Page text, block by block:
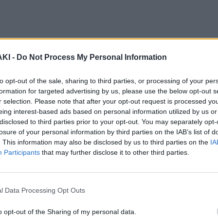
- Do Not Process My Personal Information
opt-out of the sale, sharing to third parties, or processing of your
for targeted advertising by us, please use the below opt-out
selection. Please note that after your opt-out request is processed
interest-based ads based on personal information utilized by us
to third parties prior to your opt-out. You may separately
of your personal information by third parties on the IAB’s list of
This information may also be disclosed by us to third parties on the
Participants that may further disclose it to other third parties.
Data Processing Opt Outs
opt-out of the Sharing of my personal data.
,ο οδηγός έπαθε
του όχημα στη λεωφόρο έχασε
να προσκρούσει πάνω σε
τη διαχωριστική νησίδα και να
από το αντίθετο ρεύμα.
στο σημείο και μετέφερε τον